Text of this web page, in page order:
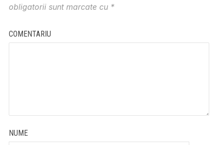
obligatorii sunt marcate cu *
COMENTARIU
NUME